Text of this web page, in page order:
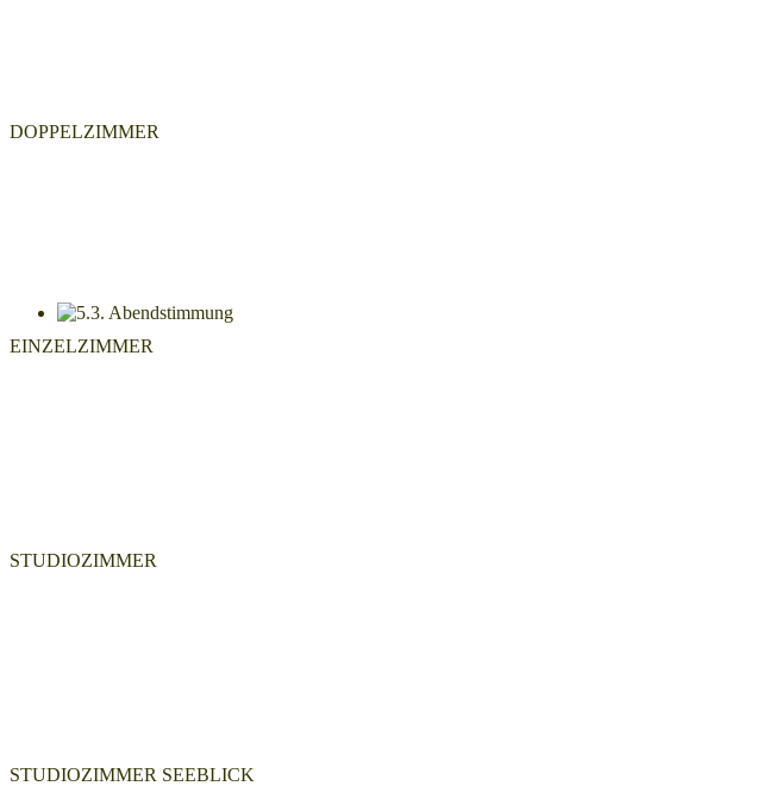
DOPPELZIMMER
EINZELZIMMER
STUDIOZIMMER
STUDIOZIMMER SEEBLICK